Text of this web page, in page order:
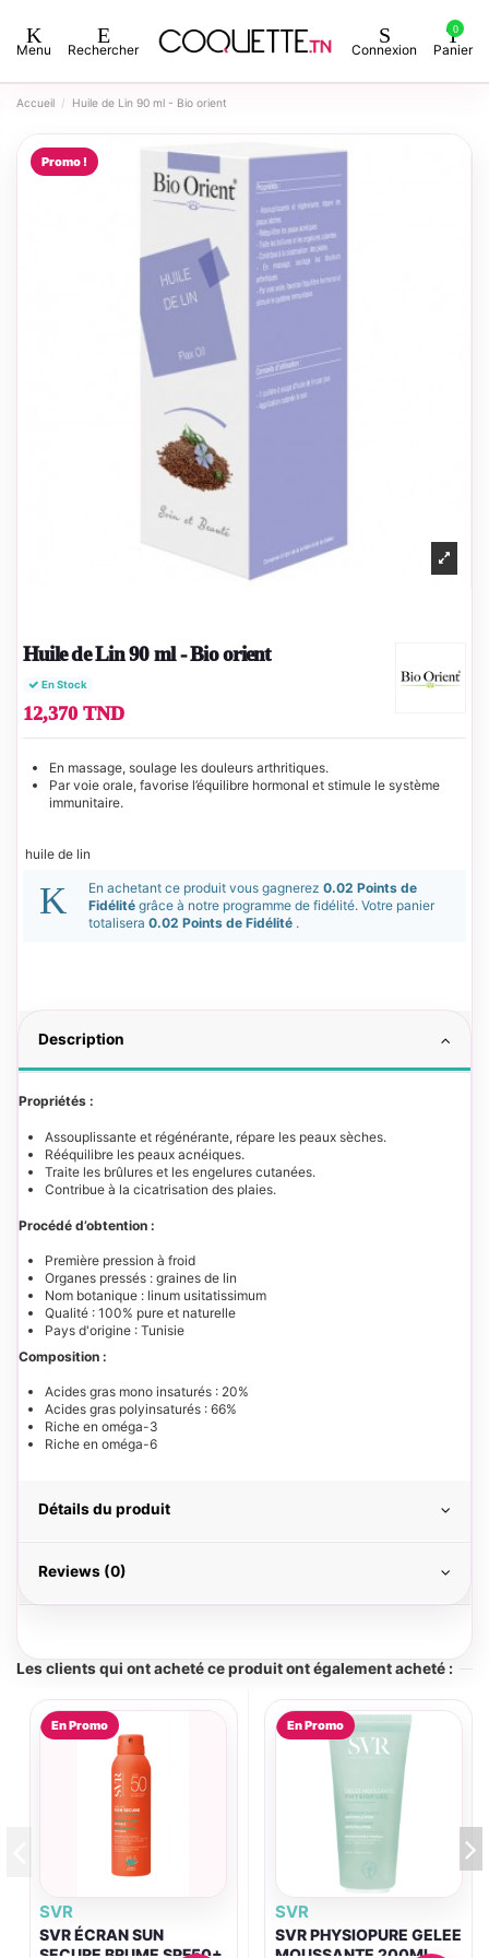
Menu Rechercher Connexion
0
Panier
Accueil Huile de Lin 90 ml - Bio orient
Promo !
Huile de Lin 90 ml - Bio orient
En Stock
12,370 TND
En massage, soulage les douleurs arthritiques.
Par voie orale, favorise l’équilibre hormonal et stimule le système
immunitaire.
huile de lin
En achetant ce produit vous gagnerez 0.02 Points de
Fidélité grâce à notre programme de fidélité. Votre panier
totalisera 0.02 Points de Fidélité .
Description
Propriétés :
Assouplissante et régénérante, répare les peaux sèches.
Rééquilibre les peaux acnéiques.
Traite les brûlures et les engelures cutanées.
Contribue à la cicatrisation des plaies.
Procédé d’obtention :
Première pression à froid
Organes pressés : graines de lin
Nom botanique : linum usitatissimum
Qualité : 100% pure et naturelle
Pays d'origine : Tunisie
Composition :
Acides gras mono insaturés : 20%
Acides gras polyinsaturés : 66%
Riche en oméga-3
Riche en oméga-6
Détails du produit
Reviews (0)
Les clients qui ont acheté ce produit ont également acheté :
En Promo
SVR
SVR ÉCRAN SUN
SECURE BRUME SPF50+
En Promo
SVR
SVR PHYSIOPURE GELEE
MOUSSANTE 200ML